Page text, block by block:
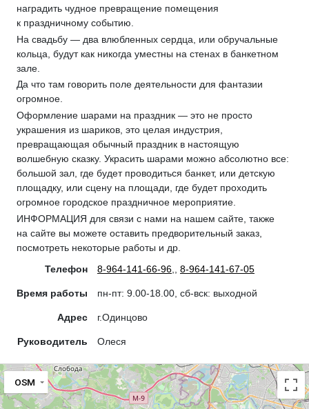
наградить чудное превращение помещения
к праздничному событию.
На свадьбу — два влюбленных сердца, или обручальные
кольца, будут как никогда уместны на стенах в банкетном
зале.
Да что там говорить поле деятельности для фантазии
огромное.
Оформление шарами на праздник — это не просто
украшения из шариков, это целая индустрия,
превращающая обычный праздник в настоящую
волшебную сказку. Украсить шарами можно абсолютно все:
большой зал, где будет проводиться банкет, или детскую
площадку, или сцену на площади, где будет проходить
огромное городское праздничное мероприятие.
ИНФОРМАЦИЯ для связи с нами на нашем сайте, также
на сайте вы можете оставить предворительный заказ,
посмотреть некоторые работы и др.
Телефон
8-964-141-66-96 8-964-141-67-05
Время работы пн-пт: 9.00-18.00, сб-вск: выходной
Адрес г.Одинцово
Руководитель Олеся
OSM